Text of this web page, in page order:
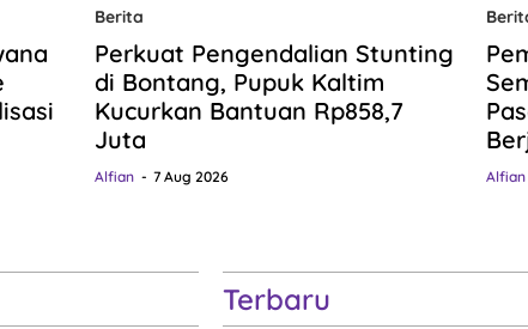
Berita
Perkuat Pengendalian Stunting
di Bontang, Pupuk Kaltim
Kucurkan Bantuan Rp858,7
Juta
Alfian 7 Aug 2026 Alfian
Terbaru